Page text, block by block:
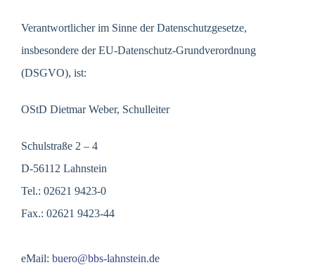
Verantwortlicher im Sinne der Datenschutzgesetze,
insbesondere der EU-Datenschutz-Grundverordnung
(DSGVO), ist:
OStD Dietmar Weber, Schulleiter
Schulstraße 2 – 4
D-56112 Lahnstein
Tel.: 02621 9423-0
Fax.: 02621 9423-44
eMail: buero@bbs-lahnstein.de